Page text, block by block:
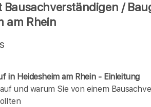
Bausachverständigen /
am Rhein
in Heidesheim am Rhein - Einleitung
und warum Sie von einem